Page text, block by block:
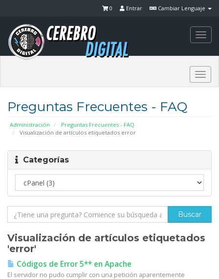
Cambiar Lenguaje
Entrar
0
Preguntas Frecuentes - FAQ
Administración
Preguntas Frecuentes - FAQ
Visualización de artículos etiquetados error
Categorías
Visualización de artículos etiquetados
'error'
Códigos de Error 5** en Apache
El servidor no pudo cumplir con una petición aparentemente